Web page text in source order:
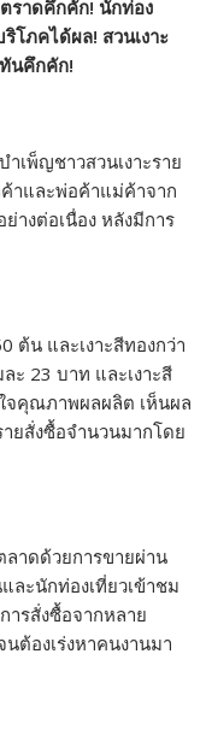
ราดคึกคัก! นักท่อง
โภคได้ผล! สวนเงาะ
นคึกคัก!
ำเพ็ญชาวสวนเงาะราย
าและพ่อค้าแม่ค้าจาก
างต่อเนื่อง หลังมีการ
ต้น และเงาะสีทองกว่า
ะ 23 บาท และเงาะสี
จคุณภาพผลผลิต เห็นผล
ยสั่งซื้อจำนวนมากโดย
ลาดด้วยการขายผ่าน
ละนักท่องเที่ยวเข้าชม
ารสั่งซื้อจากหลาย
ต้องเร่งหาคนงานมา